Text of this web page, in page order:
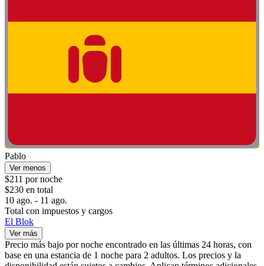
Pablo
Ver menos
$211 por noche
$230 en total
10 ago. - 11 ago.
Total con impuestos y cargos
El Blok
Ver más
Precio más bajo por noche encontrado en las últimas 24 horas, con
base en una estancia de 1 noche para 2 adultos. Los precios y la